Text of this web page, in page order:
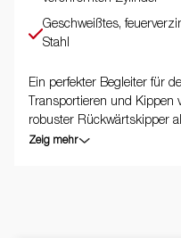
Geschweißtes,
Stahl
Ein perfekter Begleiter für
Transportieren und Kippen
robuster Rückwärtskipper
Verstärkter Stahlboden mit
Zeig mehr